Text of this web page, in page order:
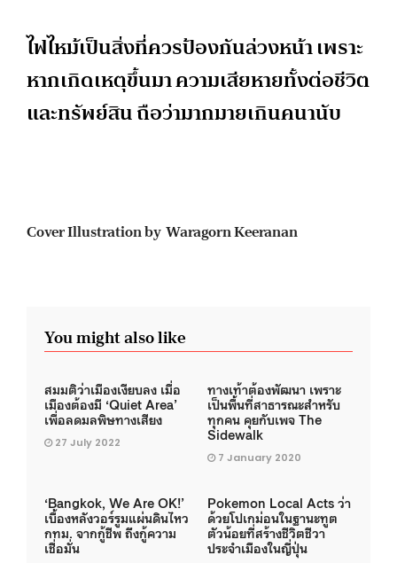
ไฟไหม้เป็นสิ่งที่ควรป้องกันล่วงหน้า เพราะ
หากเกิดเหตุขึ้นมา ความเสียหายทั้งต่อชีวิต
และทรัพย์สิน ถือว่ามากมายเกินคนานับ
Cover Illustration by Waragorn Keeranan
You might also like
สมมติว่าเมืองเงียบลง เมื่อ
เมืองต้องมี ‘Quiet Area’
เพื่อลดมลพิษทางเสียง
27 July 2022
ทางเท้าต้องพัฒนา เพราะ
เป็นพื้นที่สาธารณะสำหรับ
ทุกคน คุยกับเพจ The
Sidewalk
7 January 2020
‘Bangkok, We Are OK!’
เบื้องหลังวอร์รูมแผ่นดินไหว
กทม. จากกู้ชีพ ถึงกู้ความ
เชื่อมั่น
Pokemon Local Acts ว่า
ด้วยโปเกม่อนในฐานะทูต
ตัวน้อยที่สร้างชีวิตชีวา
ประจำเมืองในญี่ปุ่น